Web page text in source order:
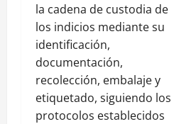
la cadena de custodia de
los indicios mediante su
identificación,
documentación,
recolección, embalaje y
etiquetado, siguiendo los
protocolos establecidos